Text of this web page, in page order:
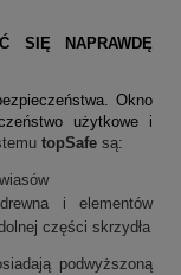
SIĘ NAPRAWDĘ
Okno
użytkowe i
topSafe są:
i elementów
części skrzydła
podwyższoną